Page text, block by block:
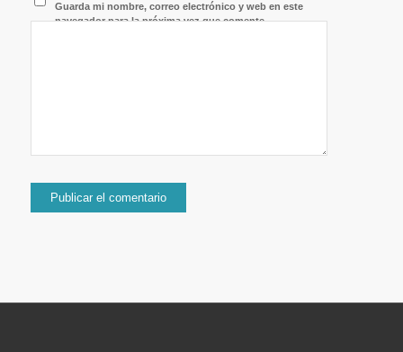
Guarda mi nombre, correo electrónico y web en este
navegador para la próxima vez que comente.